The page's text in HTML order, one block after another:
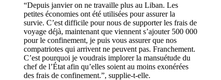
“Depuis janvier on ne travaille plus au Liban. Les
petites économies ont été utilisées pour assurer la
survie. C’est difficile pour nous de supporter les frais de
voyage déjà, maintenant que viennent s’ajouter 500 000
pour le confinement, je puis vous assurer que nos
compatriotes qui arrivent ne peuvent pas. Franchement.
C’est pourquoi je voudrais implorer la mansuétude du
chef de l’État afin qu’elles soient au moins exonérées
des frais de confinement.”, supplie-t-elle.